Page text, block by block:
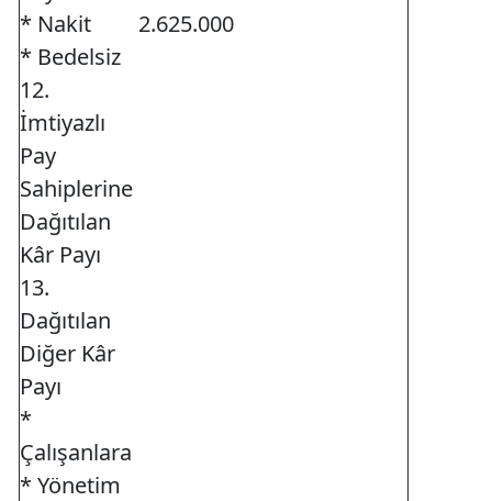
* Nakit
2.625.000
* Bedelsiz
12.
İmtiyazlı
Pay
Sahiplerine
Dağıtılan
Kâr Payı
13.
Dağıtılan
Diğer Kâr
Payı
*
Çalışanlara
* Yönetim